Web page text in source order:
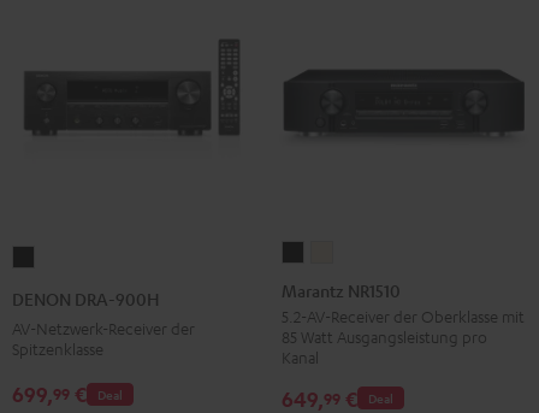
Schwarz
DENON DRA-900H
AV-Netzwerk-Receiver der
Spitzenklasse
Deal
699,99 €
NR1510
Schwarz
NR1510
Silber-
Gold
Marantz NR1510
5.2-AV-Receiver der Oberklasse mit
85 Watt Ausgangsleistung pro
Kanal
Deal
649,99 €